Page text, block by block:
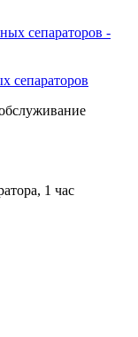
сепараторов
1 час